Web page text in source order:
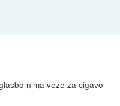
nima veze za cigavo